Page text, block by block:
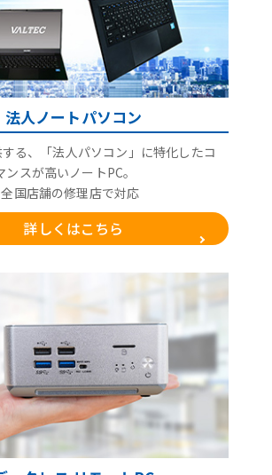
法人ノートパソコン
る、「法人パソコン」に特化したコ
スが高いノートPC。
国店舗の修理店で対応
詳しくはこちら